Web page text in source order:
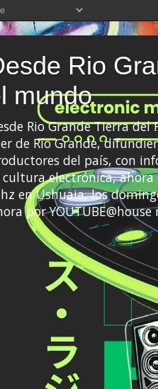
Rio
mundo
Rio Grande Tierra
de Río Grande,
del país, con
electrónica, ahora
en Ushuaia, los
por